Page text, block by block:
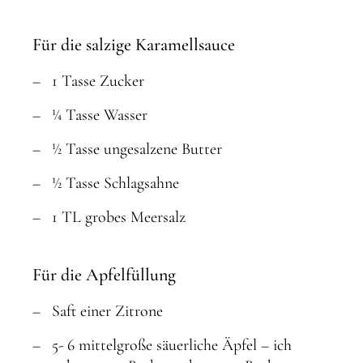
Für die salzige Karamellsauce
1 Tasse Zucker
¼ Tasse Wasser
½ Tasse ungesalzene Butter
½ Tasse Schlagsahne
1 TL grobes Meersalz
Für die Apfelfüllung
Saft einer Zitrone
5- 6 mittelgroße säuerliche Äpfel – ich